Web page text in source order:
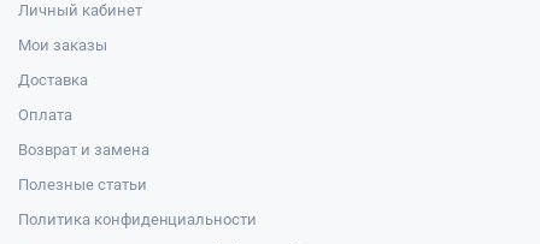
Личный кабинет
Мои заказы
Доставка
Оплата
Возврат и замена
Полезные статьи
Политика конфиденциальности